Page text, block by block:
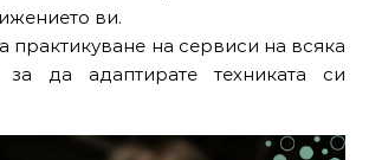
ви.
практикуване на сервиси на всяка
за да адаптирате техниката си